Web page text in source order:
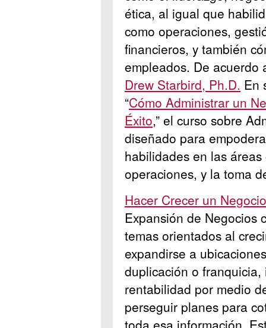
ética, al igual que
como operaciones,
financieros, y también
empleados. De acuerdo
Drew Starbird, Ph.D. En
“Cómo Administrar un
Éxito,” el curso sobre
diseñado para
habilidades en las
operaciones, y la toma
Hacer Crecer un Negocio
Expansión de Negocios
temas orientados al
expandirse a
duplicación o
rentabilidad por medio
perseguir planes para
toda esa información.